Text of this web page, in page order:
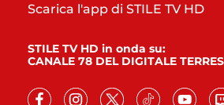
Scarica l'app di STILE TV HD
STILE TV HD in onda su:
CANALE 78 DEL DIGITALE